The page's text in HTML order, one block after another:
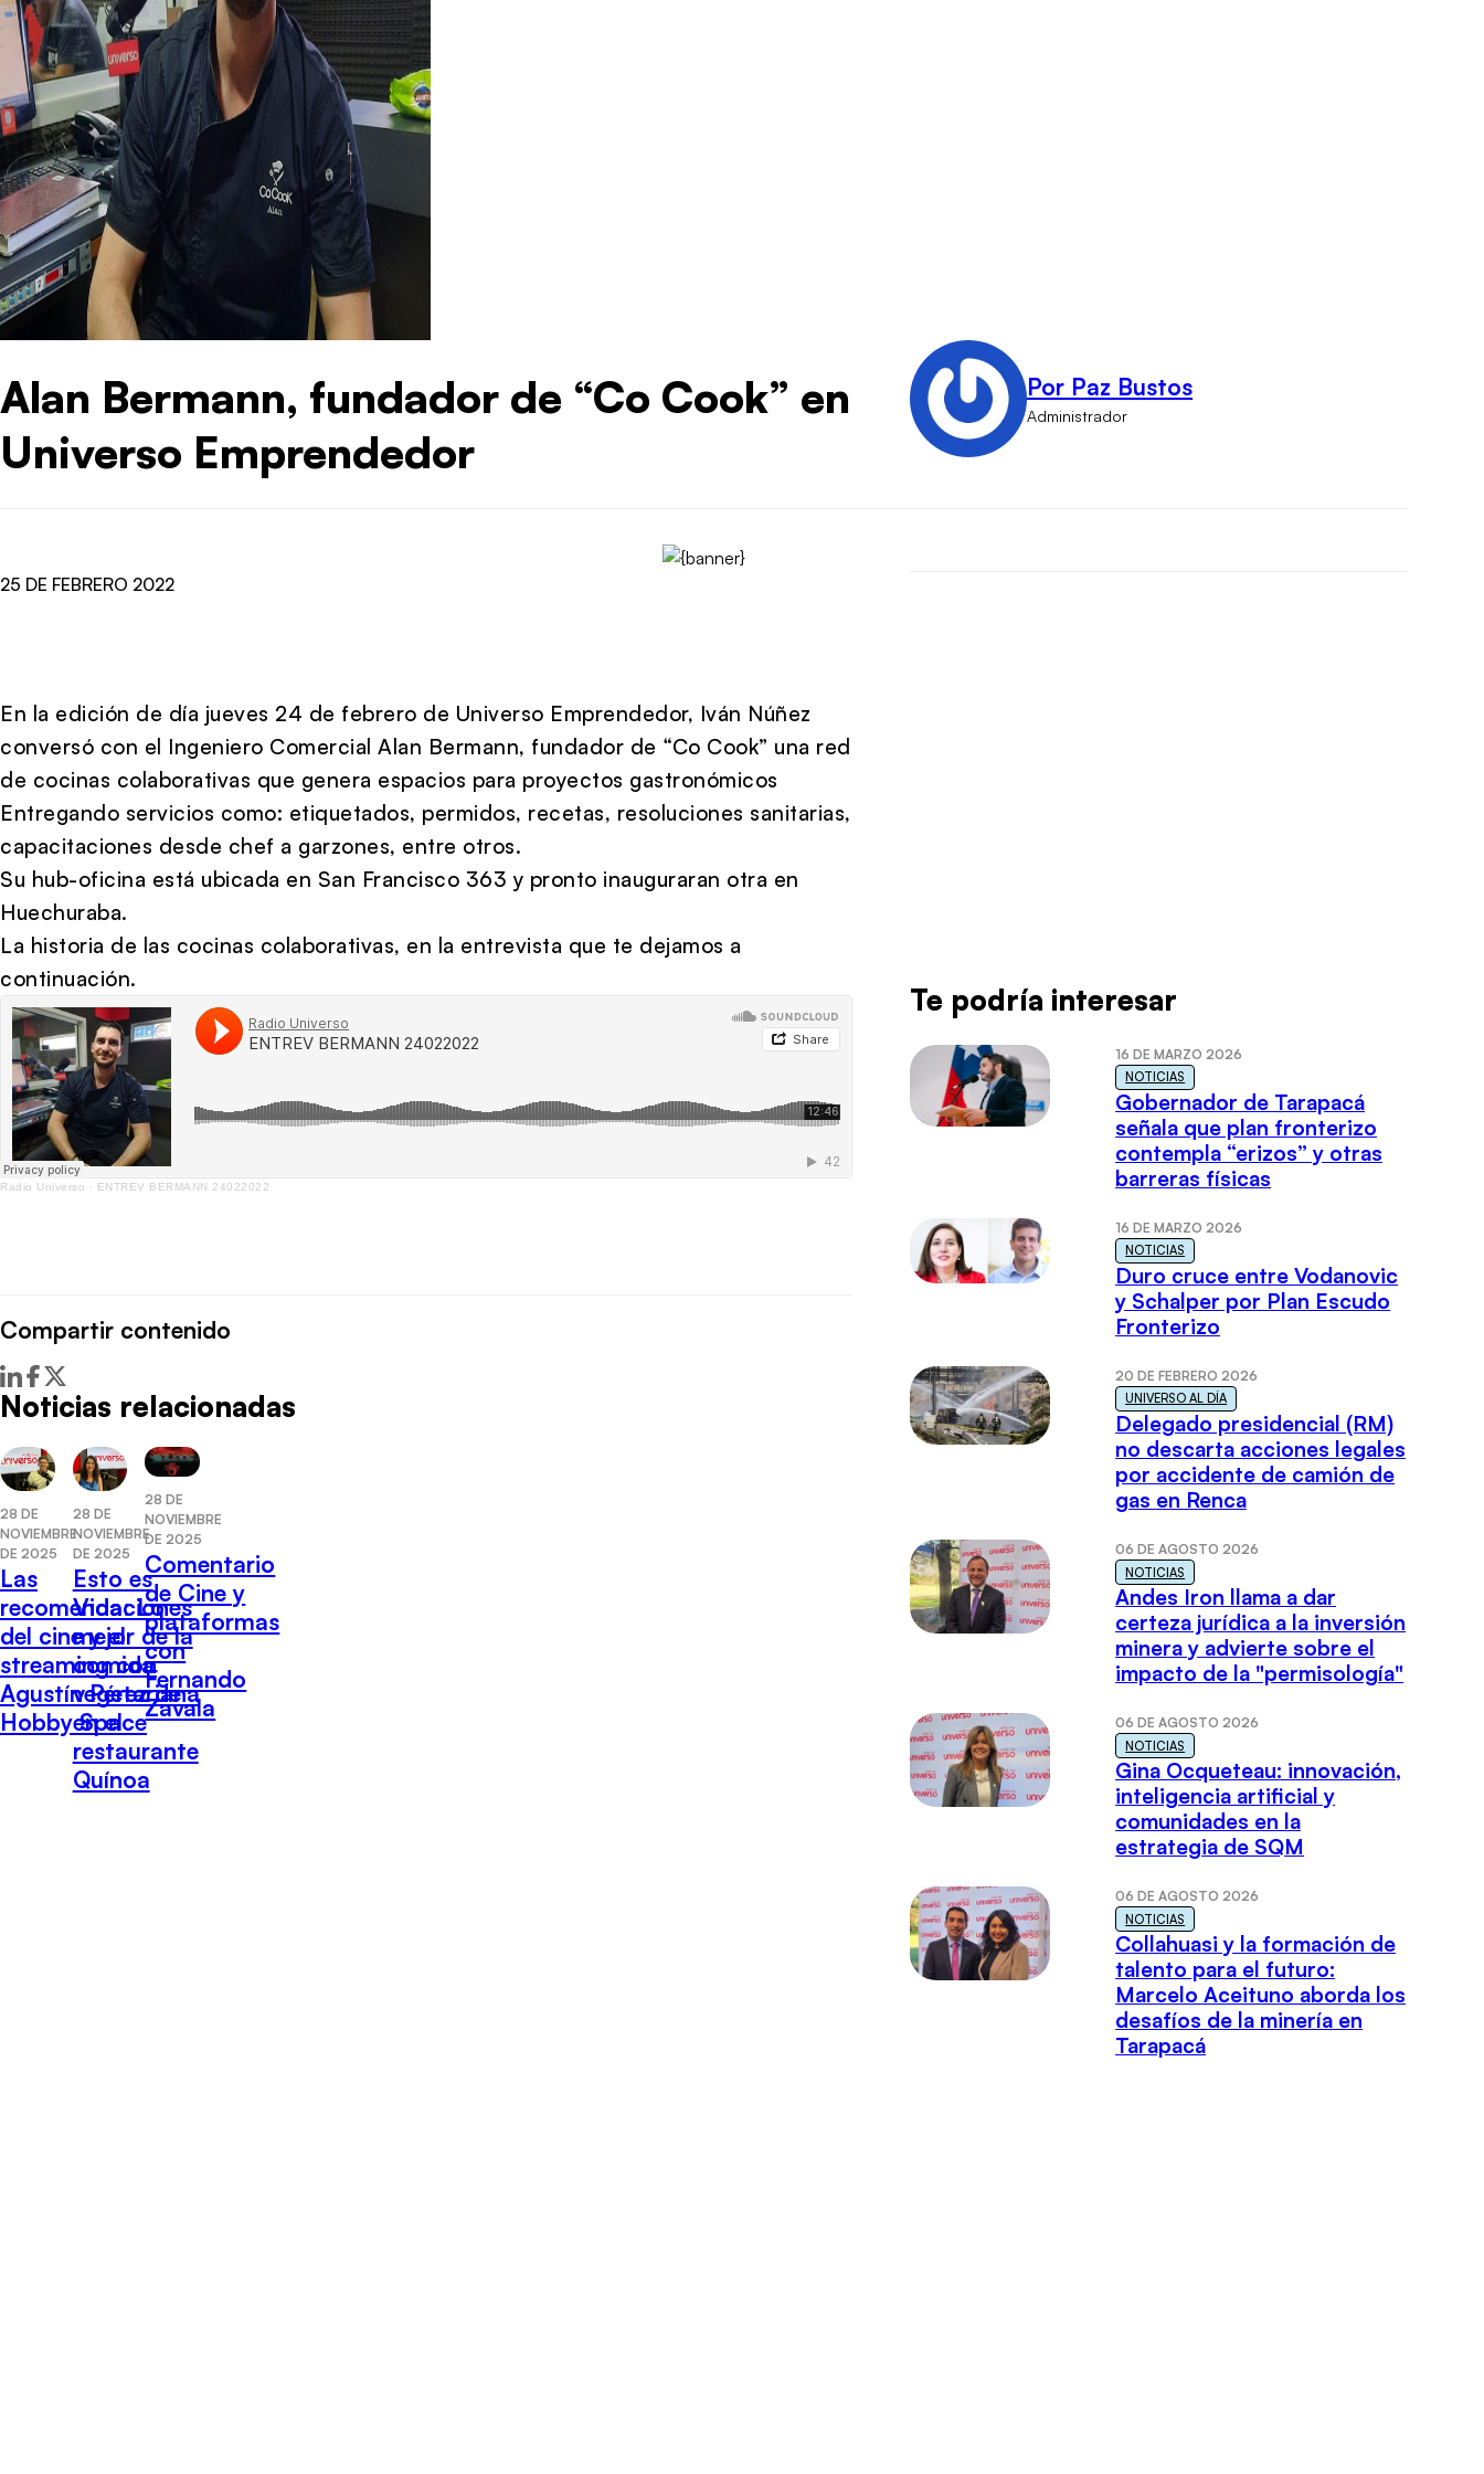
Alan Bermann, fundador de “Co Cook” en
Universo Emprendedor
Por Paz Bustos
Administrador
25 DE FEBRERO 2022
En la edición de día jueves 24 de febrero de Universo Emprendedor, Iván Núñez
conversó con el Ingeniero Comercial Alan Bermann, fundador de “Co Cook” una red
de cocinas colaborativas que genera espacios para proyectos gastronómicos
Entregando servicios como: etiquetados, permidos, recetas, resoluciones sanitarias,
capacitaciones desde chef a garzones, entre otros.
Su hub-oficina está ubicada en San Francisco 363 y pronto inauguraran otra en
Huechuraba.
La historia de las cocinas colaborativas, en la entrevista que te dejamos a
continuación.
Radio Universo · ENTREV BERMANN 24022022
Compartir contenido
Noticias relacionadas
28 DE
NOVIEMBRE
DE 2025
Las
recomendaciones
del cine y el
streaming con
Agustín Pérez de
Hobby Space
28 DE
NOVIEMBRE
DE 2025
Esto es
Vida: Lo
mejor de la
comida
vegetariana
en el
restaurante
Quínoa
28 DE
NOVIEMBRE
DE 2025
Comentario
de Cine y
plataformas
con
Fernando
Zavala
Te podría interesar
16 DE MARZO 2026
NOTICIAS
Gobernador de Tarapacá
señala que plan fronterizo
contempla “erizos” y otras
barreras físicas
16 DE MARZO 2026
NOTICIAS
Duro cruce entre Vodanovic
y Schalper por Plan Escudo
Fronterizo
20 DE FEBRERO 2026
UNIVERSO AL DÍA
Delegado presidencial (RM)
no descarta acciones legales
por accidente de camión de
gas en Renca
06 DE AGOSTO 2026
NOTICIAS
Andes Iron llama a dar
certeza jurídica a la inversión
minera y advierte sobre el
impacto de la "permisología"
06 DE AGOSTO 2026
NOTICIAS
Gina Ocqueteau: innovación,
inteligencia artificial y
comunidades en la
estrategia de SQM
06 DE AGOSTO 2026
NOTICIAS
Collahuasi y la formación de
talento para el futuro:
Marcelo Aceituno aborda los
desafíos de la minería en
Tarapacá